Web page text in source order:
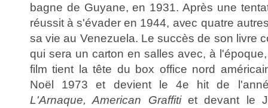
bagne de Guyane, en 1931. Après une
réussit à s'évader en 1944, avec quatre
sa vie au Venezuela. Le succès de son livre
qui sera un carton en salles avec, à
film tient la tête du box office nord
Noël 1973 et devient le 4e hit de
L'Arnaque, American Graffitiet devant le